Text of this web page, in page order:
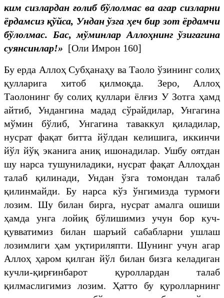
ким сизлардан ғолиб бўлолмас ва агар сизларни
ёрдамсиз қўйса, Ундан ўзга ҳеч бир зот ёрдамчи
бўлолмас. Бас, мўминлар Аллоҳнинг ўзигагина
суянсинлар!» [Оли Имрон 160]
Бу ерда Аллоҳ Субҳанаҳу ва Таоло ўзининг солиҳ
қулларига хитоб қилмоқда. Зеро, Аллоҳ
Таолонинг бу солиҳ қуллари ёлғиз У Зотга ҳамд
айтиб, Ундангина мадад сўрайдилар, Унгагина
мўмин бўлиб, Унгагина таваккул қиладилар,
нусрат фақат битта йўлдан келишига, иккинчи
йўл йўқ эканига аниқ ишонадилар. Ушбу оятдан
шу нарса тушуниладики, нусрат фақат Аллоҳдан
талаб қилинади, Ундан ўзга томондан талаб
қилинмайди. Бу нарса кўз ўнгимизда турмоғи
лозим. Шу билан бирга, нусрат амалга ошиши
ҳамда унга лойиқ бўлишимиз учун бор куч-
қувватимиз билан шаръий сабабларни ушлаш
лозимлиги ҳам уқтириляпти. Шунинг учун агар
Аллоҳ ҳаром қилган йўл билан бизга келадиган
кучли-қирғинбарот қуроллардан талаб
қилмаслигимиз лозим. Ҳатто бу қуролларнинг